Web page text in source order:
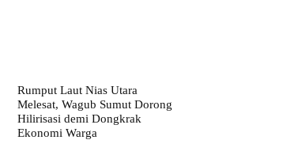
Rumput Laut Nias Utara
Melesat, Wagub Sumut Dorong
Hilirisasi demi Dongkrak
Ekonomi Warga